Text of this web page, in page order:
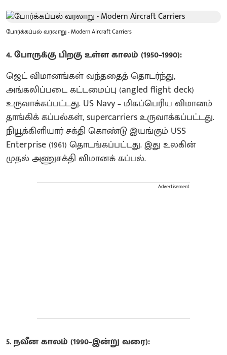
போர்க்கப்பல் வரலாறு - Modern Aircraft Carriers
4. போருக்கு பிறகு உள்ள காலம் (1950–1990):
ஜெட் விமானங்கள் வந்ததைத் தொடர்ந்து,
அங்கலிப்படை கட்டமைப்பு (angled flight deck)
உருவாக்கப்பட்டது. US Navy – மிகப்பெரிய விமானம்
தாங்கிக் கப்பல்கள், supercarriers உருவாக்கப்பட்டது.
நியூக்கிளியார் சக்தி கொண்டு இயங்கும் USS
Enterprise (1961) தொடங்கப்பட்டது. இது உலகின்
முதல் அணுசக்தி விமானக் கப்பல்.
Advertisement
5. நவீன காலம் (1990–இன்று வரை):